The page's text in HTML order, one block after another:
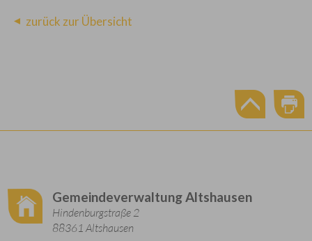
zurück zur Übersicht
Gemeindeverwaltung Altshausen
Hindenburgstraße 2
88361 Altshausen